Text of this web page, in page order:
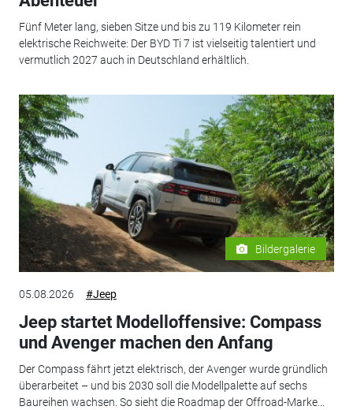
Fünf Meter lang, sieben Sitze und bis zu 119 Kilometer rein
elektrische Reichweite: Der BYD Ti 7 ist vielseitig talentiert und
vermutlich 2027 auch in Deutschland erhältlich.
Bildergalerie
05.08.2026 #Jeep
Jeep startet Modelloffensive: Compass
und Avenger machen den Anfang
Der Compass fährt jetzt elektrisch, der Avenger wurde gründlich
überarbeitet – und bis 2030 soll die Modellpalette auf sechs
Baureihen wachsen. So sieht die Roadmap der Offroad-Marke...